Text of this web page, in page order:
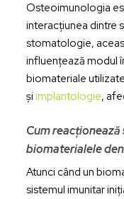
Osteoimunologia
interacțiunea dintre
stomatologie,
influențează modul
biomateriale
și implantologie,
Cum
biomaterialele
Atunci când un
sistemul imunitar